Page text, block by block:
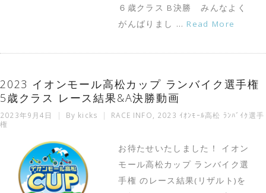
６歳クラス B決勝 みんなよく
がんばりまし … Read More
2023 イオンモール高松カップ ランバイク選手権
5歳クラス レース結果&A決勝動画
2023年9月4日 By kicks RACE INFO
2023 ｲｵﾝﾓｰﾙ高松 ﾗﾝﾊﾞｲｸ選手
権
お待たせいたしました！ イオン
モール高松カップ ランバイク選
手権 のレース結果(リザルト)を